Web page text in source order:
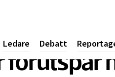
Ledare Debatt